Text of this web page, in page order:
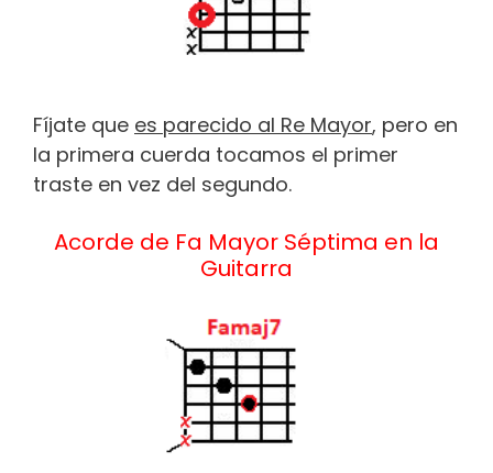
Fíjate que es parecido al Re Mayor, pero en
la primera cuerda tocamos el primer
traste en vez del segundo.
Acorde de Fa Mayor Séptima en la
Guitarra